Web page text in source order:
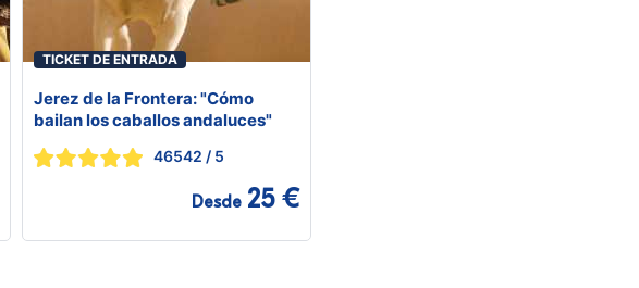
TICKET DE ENTRADA
Jerez de la Frontera: "Cómo
bailan los caballos andaluces"
46542 / 5
Desde 25 €